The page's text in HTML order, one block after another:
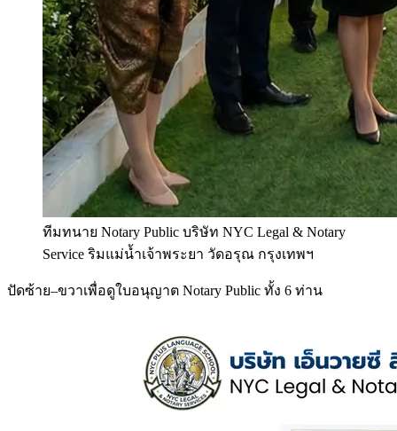
ทีมทนาย Notary Public บริษัท NYC Legal & Notary
Service ริมแม่น้ำเจ้าพระยา วัดอรุณ กรุงเทพฯ
ปัดซ้าย–ขวาเพื่อดูใบอนุญาต Notary Public ทั้ง 6 ท่าน